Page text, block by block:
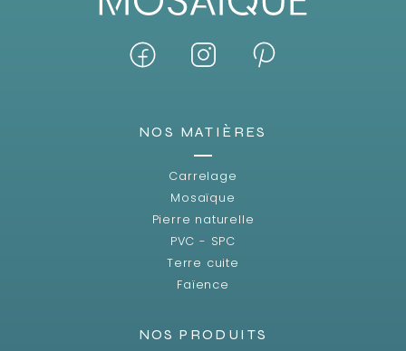
NOS MATIÈRES
Carrelage
Mosaïque
Pierre naturelle
PVC - SPC
Terre cuite
Faïence
NOS PRODUITS